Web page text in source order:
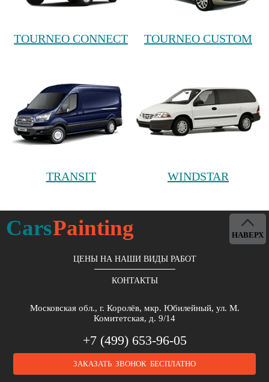
TOURNEO CONNECT TOURNEO CUSTOM
TRANSIT WINDSTAR
CarsPainting
ЦЕНЫ НА НАШИ ВИДЫ РАБОТ
КОНТАКТЫ
Московская обл., г. Королёв, мкр. Юбилейный, ул. М.
Комитетская, д. 9/14
+7 (499) 653-96-05
ЗАКАЗАТЬ ЗВОНОК БЕСПЛАТНО
НАВЕРХ